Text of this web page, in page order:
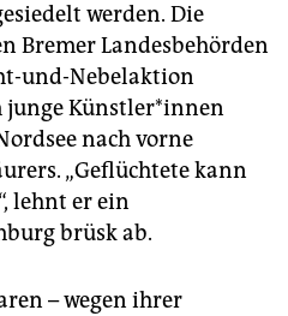
werden. Die
Bremer Landesbehörden
und-Nebelaktion
junge Künst­le­r*in­nen
nach vorne
„Geflüchtete kann
lehnt er ein
brüsk ab.
– wegen ihrer